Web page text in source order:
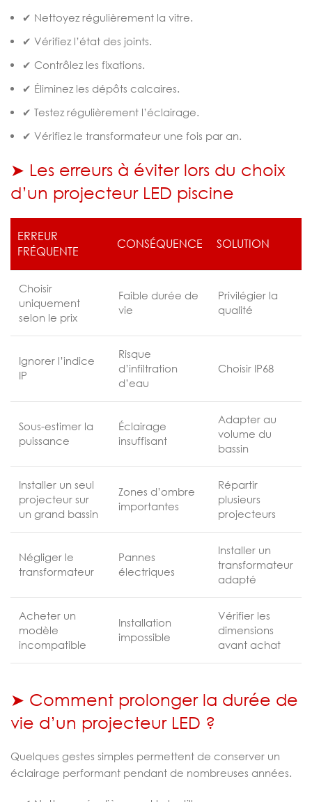
✔ Nettoyez régulièrement la vitre.
✔ Vérifiez l’état des joints.
✔ Contrôlez les fixations.
✔ Éliminez les dépôts calcaires.
✔ Testez régulièrement l’éclairage.
✔ Vérifiez le transformateur une fois par an.
➤ Les erreurs à éviter lors du choix
d’un projecteur LED piscine
ERREUR
FRÉQUENTE
CONSÉQUENCE SOLUTION
Choisir
uniquement
selon le prix
Faible durée de
vie
Privilégier la
qualité
Ignorer l’indice
IP
Risque
d’infiltration
d’eau
Choisir IP68
Sous-estimer la
puissance
Éclairage
insuffisant
Adapter au
volume du
bassin
Installer un seul
projecteur sur
un grand bassin
Zones d’ombre
importantes
Répartir
plusieurs
projecteurs
Négliger le
transformateur
Pannes
électriques
Installer un
transformateur
adapté
Acheter un
modèle
incompatible
Installation
impossible
Vérifier les
dimensions
avant achat
➤ Comment prolonger la durée de
vie d’un projecteur LED ?
Quelques gestes simples permettent de conserver un
éclairage performant pendant de nombreuses années.